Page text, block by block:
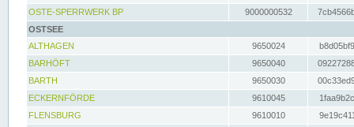
OSTE-SPERRWERK BP
9000000532
OSTSEE
ALTHAGEN
9650024
BARHÖFT
9650040
BARTH
9650030
ECKERNFÖRDE
9610045
FLENSBURG
9610010